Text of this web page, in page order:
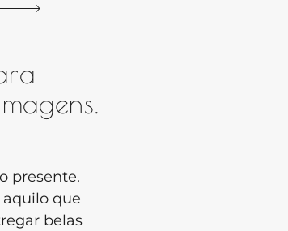
presente.
que
belas